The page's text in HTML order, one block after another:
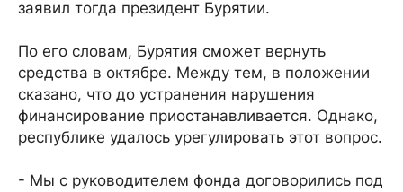
заявил тогда президент Бурятии.
По его словам, Бурятия сможет вернуть
средства в октябре. Между тем, в положении
сказано, что до устранения нарушения
финансирование приостанавливается. Однако,
республике удалось урегулировать этот вопрос.
- Мы с руководителем фонда договорились под